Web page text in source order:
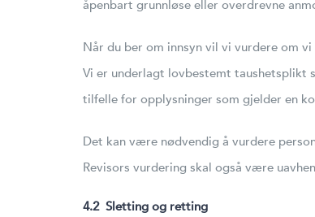
åpenbart grunnløse eller overdrevne
Når du ber om innsyn vil vi vurdere om
Vi er underlagt lovbestemt taushetsplikt
tilfelle for opplysninger som gjelder en
Det kan være nødvendig å vurdere
Revisors vurdering skal også være
4.2 Sletting og retting